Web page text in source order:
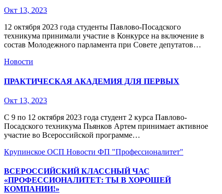
Окт 13, 2023
12 октября 2023 года студенты Павлово-Посадского
техникума принимали участие в Конкурсе на включение в
состав Молодежного парламента при Совете депутатов…
Новости
ПРАКТИЧЕСКАЯ АКАДЕМИЯ ДЛЯ ПЕРВЫХ
Окт 13, 2023
С 9 по 12 октября 2023 года студент 2 курса Павлово-
Посадского техникума Пьянков Артем принимает активное
участие во Всероссийской программе…
Крупинское ОСП Новости ФП "Профессионалитет"
ВСЕРОССИЙСКИЙ КЛАССНЫЙ ЧАС
«ПРОФЕССИОНАЛИТЕТ: ТЫ В ХОРОШЕЙ
КОМПАНИИ!»